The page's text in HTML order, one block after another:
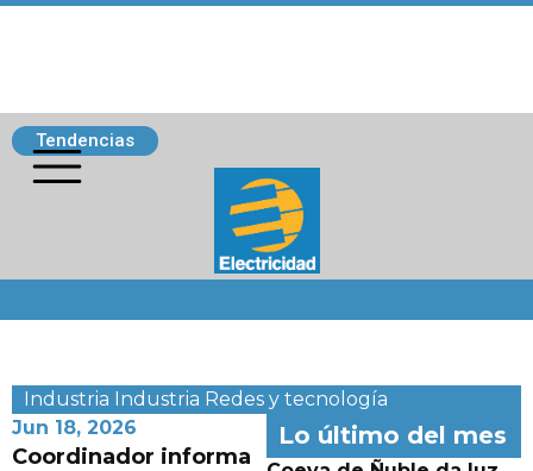
Tendencias
Industria Industria Redes y tecnología
Jun 18, 2026
Coordinador informa
Lo último del mes